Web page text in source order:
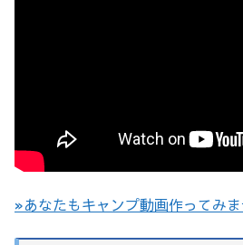
»あなたもキャンプ動画作ってみ